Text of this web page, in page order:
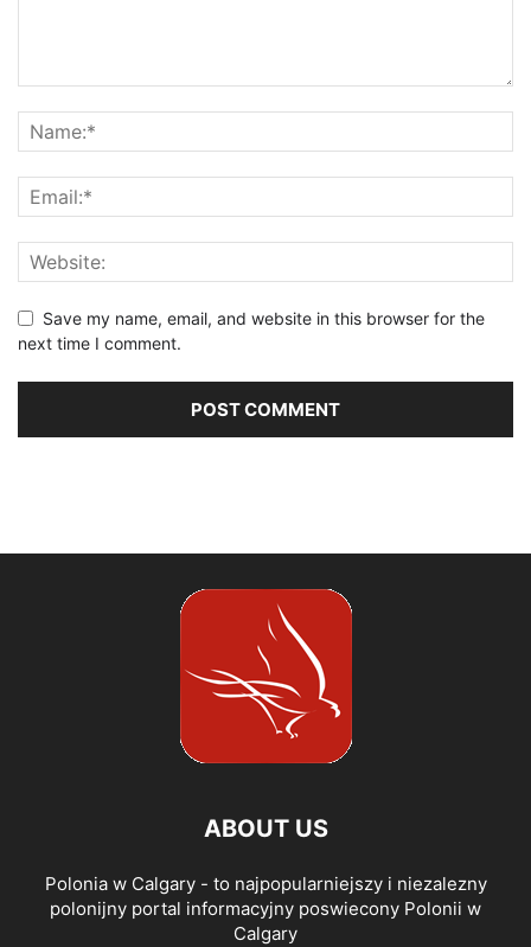
Lokalizacja Canmore
Data Piątek, 20 czerwca
Inwestycja $45
Bezpłatnie dla dzieci poniżej 12 roku życia
Save my name, email, and website in this browser for the
next time I comment.
ABOUT US
Polonia w Calgary - to najpopularniejszy i niezalezny
polonijny portal informacyjny poswiecony Polonii w
Calgary